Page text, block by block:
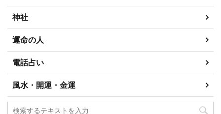
神社
運命の人
電話占い
風水・開運・金運